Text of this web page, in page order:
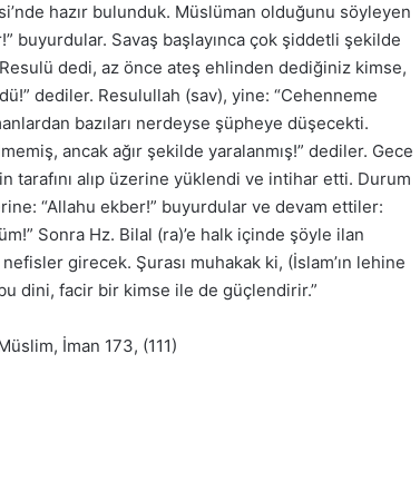
hazır bulunduk. Müslüman olduğunu söyleyen
buyurdular. Savaş başlayınca çok şiddetli şekilde
Resulü dedi, az önce ateş ehlinden dediğiniz kimse,
dediler. Resulullah (sav), yine: “Cehenneme
bazıları nerdeyse şüpheye düşecekti.
ancak ağır şekilde yaralanmış!” dediler. Gece
tarafını alıp üzerine yüklendi ve intihar etti. Durum
“Allahu ekber!” buyurdular ve devam ettiler:
Sonra Hz. Bilal (ra)’e halk içinde şöyle ilan
girecek. Şurası muhakak ki, (İslam’ın lehine
dini, facir bir kimse ile de güçlendirir.”
İman 173, (111)